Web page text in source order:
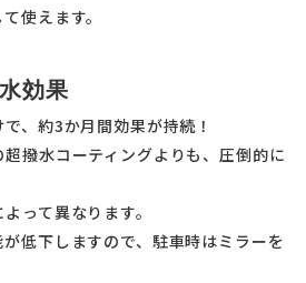
使えます。
効果
、約3か月間効果が持続！
撥水コーティングよりも、圧倒的に
って異なります。
低下しますので、駐車時はミラーを